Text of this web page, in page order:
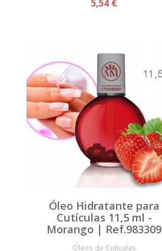
5,54 €
Óleo Hidratante para
Cutículas 11,5 ml -
Morango | Ref.983309
Óleos de Cutículas